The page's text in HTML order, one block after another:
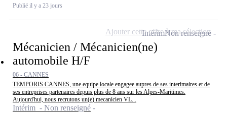
Publié il y a 23 jours
Mécanicien / Mécanicien(ne)
automobile H/F
06 - CANNES
TEMPORIS CANNES, une equipe locale engagee aupres de ses interimaires et de
ses entreprises partenaires depuis plus de 8 ans sur les Alpes-Maritimes.
Aujourd'hui, nous recrutons un(e) mecanicien VL...
Intérim - Non renseigné
IntérimNon renseigné
Ajouter cette offre à ma sélection